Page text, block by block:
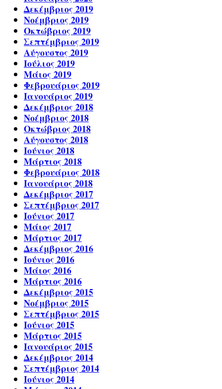
Δεκέμβριος 2019
Νοέμβριος 2019
Οκτώβριος 2019
Σεπτέμβριος 2019
Αύγουστος 2019
Ιούλιος 2019
Μάιος 2019
Φεβρουάριος 2019
Ιανουάριος 2019
Δεκέμβριος 2018
Νοέμβριος 2018
Οκτώβριος 2018
Αύγουστος 2018
Ιούνιος 2018
Μάρτιος 2018
Φεβρουάριος 2018
Ιανουάριος 2018
Δεκέμβριος 2017
Σεπτέμβριος 2017
Ιούνιος 2017
Μάιος 2017
Μάρτιος 2017
Δεκέμβριος 2016
Ιούνιος 2016
Μάιος 2016
Μάρτιος 2016
Δεκέμβριος 2015
Νοέμβριος 2015
Σεπτέμβριος 2015
Ιούνιος 2015
Μάρτιος 2015
Ιανουάριος 2015
Δεκέμβριος 2014
Σεπτέμβριος 2014
Ιούνιος 2014